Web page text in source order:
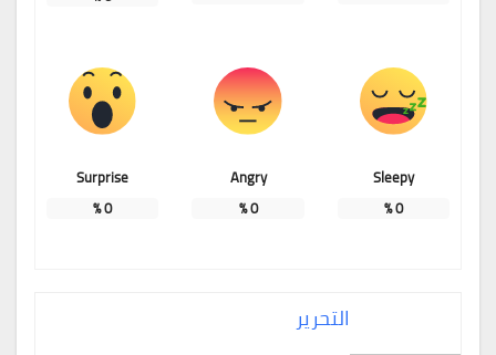
Sleepy
0
%
Angry
0
%
Surprise
0
%
التحرير